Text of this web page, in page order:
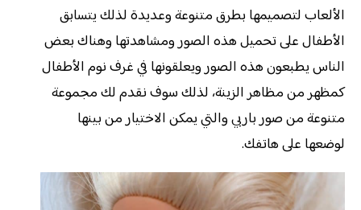
الألعاب لتصميمها بطرق متنوعة وعديدة لذلك يتسابق
الأطفال على تحميل هذه الصور ومشاهدتها وهناك بعض
الناس يطبعون هذه الصور ويعلقونها في غرف نوم الأطفال
كمظهر من مظاهر الزينة، لذلك سوف نقدم لك مجموعة
متنوعة من صور باربي والتي يمكن الاختيار من بينها
لوضعها على هاتفك.